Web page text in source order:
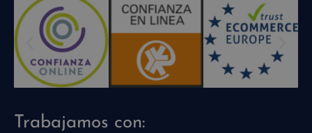
Trabajamos con: